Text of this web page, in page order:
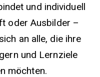
und individuell
oder Ausbilder –
an alle, die ihre
und Lernziele
möchten.